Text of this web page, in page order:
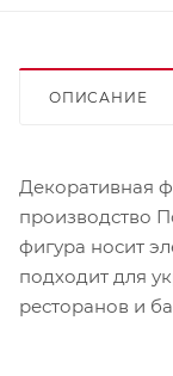
ОПИСАНИЕ
Декоративная
производство
фигура носит
подходит для
ресторанов и